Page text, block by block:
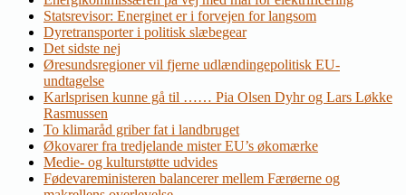
Statsrevisor: Energinet er i forvejen for langsom
Dyretransporter i politisk slæbegear
Det sidste nej
Øresundsregioner vil fjerne udlændingepolitisk EU-
undtagelse
Karlsprisen kunne gå til …… Pia Olsen Dyhr og Lars Løkke
Rasmussen
To klimaråd griber fat i landbruget
Økovarer fra tredjelande mister EU’s økomærke
Medie- og kulturstøtte udvides
Fødevareministeren balancerer mellem Færøerne og